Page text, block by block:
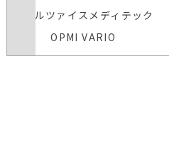
カールツァイスメディテック
OPMI VARIO